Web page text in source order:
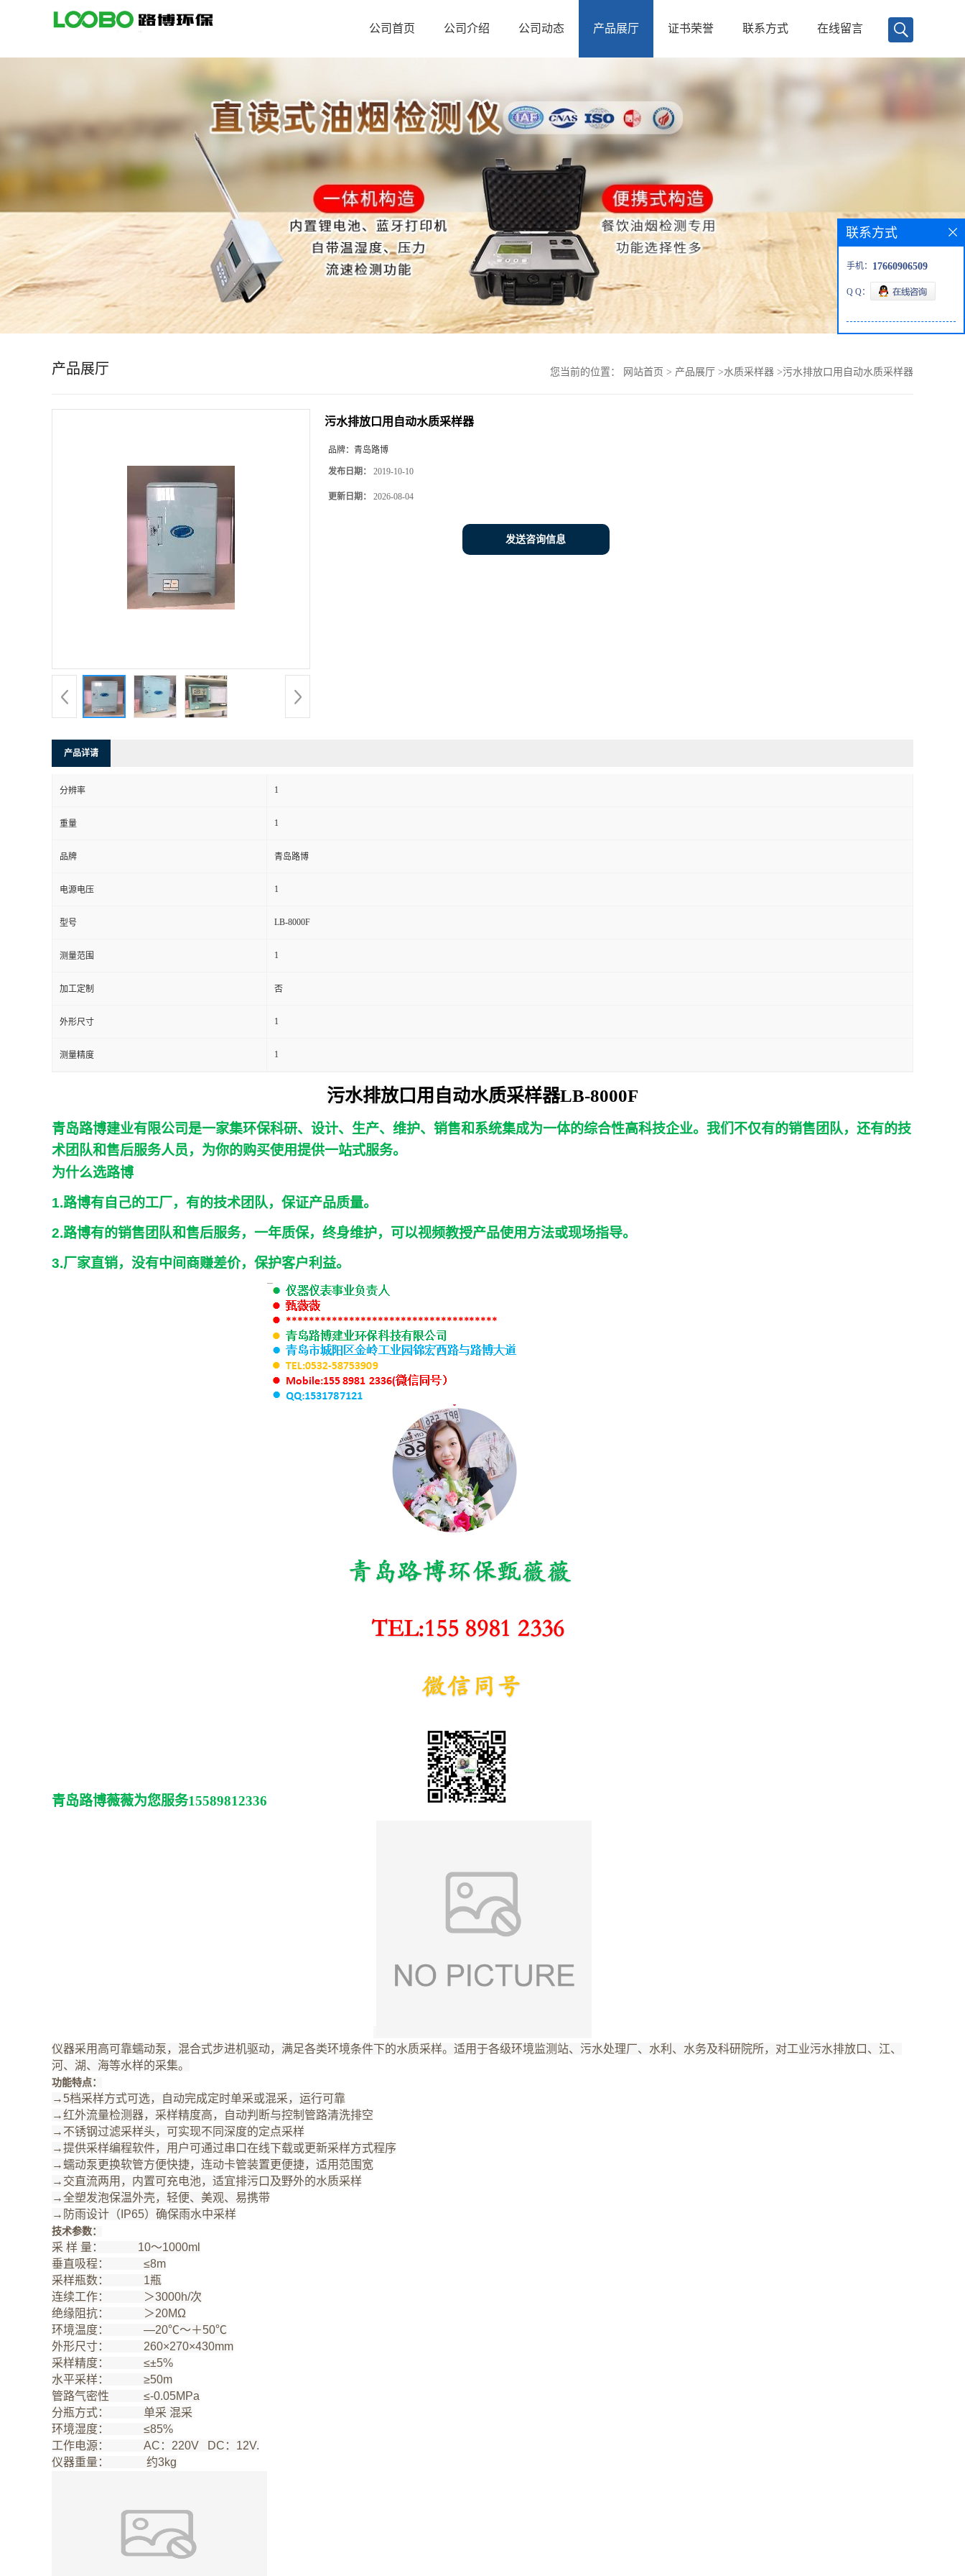
首
公司首页 公司介绍 公司动态 产品展厅 证书荣誉 联系方式 在线留言
产品展厅 您当前的位置： 网站首页 > 产品展厅 >水质采样器 >污水排放口用自动水质采样器
污水排放口用自动水质采样器
品牌： 青岛路博
发布日期： 2019-10-10
更新日期： 2026-08-04
发送咨询信息
产品详请
分辨率 1
重量 1
品牌 青岛路博
电源电压 1
型号 LB-8000F
测量范围 1
加工定制 否
外形尺寸 1
测量精度 1
污水排放口用 自动水质采样器LB-8000F
青岛路博建业有限公司是一家集环保科研、设计、生产、维护、销售和系统集成为一体的综合性高科技企业。我们不仅有的销售团队，还有的技
术团队和售后服务人员，为你的购买使用提供一站式服务。
为什么选路博
1.路博有自己的工厂，有的技术团队，保证产品质量。
2.路博有的销售团队和售后服务，一年质保，终身维护，可以视频教授产品使用方法或现场指导。
3.厂家直销，没有中间商赚差价，保护客户利益。
青岛路博薇薇为您服务15589812336
仪器采用高可靠蠕动泵，混合式步进机驱动，满足各类环境条件下的水质采样。适用于各级环境监测站、污水处理厂、水利、水务及科研院所，对工业污水排放口、江、
河、湖、海等水样的采集。
功能特点：
→5档采样方式可选，自动完成定时单采或混采，运行可靠
→红外流量检测器，采样精度高，自动判断与控制管路清洗排空
→不锈钢过滤采样头，可实现不同深度的定点采样
→提供采样编程软件，用户可通过串口在线下载或更新采样方式程序
→蠕动泵更换软管方便快捷，连动卡管装置更便捷，适用范围宽
→交直流两用，内置可充电池，适宜排污口及野外的水质采样
→全塑发泡保温外壳，轻便、美观、易携带
→防雨设计（IP65）确保雨水中采样
技术参数：
采 样 量： 10～1000ml
垂直吸程： ≤8m
采样瓶数： 1瓶
连续工作： ＞3000h/次
绝缘阻抗： ＞20MΩ
环境温度： —20℃～＋50℃
外形尺寸： 260×270×430mm
采样精度： ≤±5%
水平采样： ≥50m
管路气密性 ≤-0.05MPa
分瓶方式： 单采 混采
环境湿度： ≤85%
工作电源： AC：220V DC：12V.
仪器重量： 约3kg
联系方式
手机： 17660906509
Q Q：